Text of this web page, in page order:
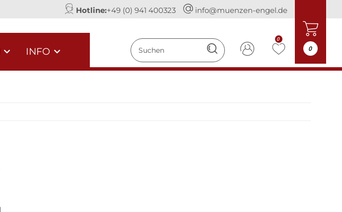
Hotline:+49 (0) 941 400323 info@muenzen-engel.de
0
0
INFO